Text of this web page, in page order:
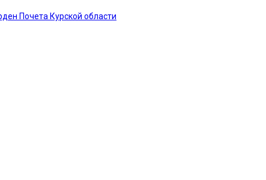
Почета Курской области